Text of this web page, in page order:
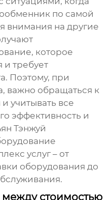
по самой
внимания на другие
которое
и требует
Поэтому, при
важно обращаться к
учитывать все
эффективность и
Тэнжуй
услуг – от
оборудования до
стоимостью